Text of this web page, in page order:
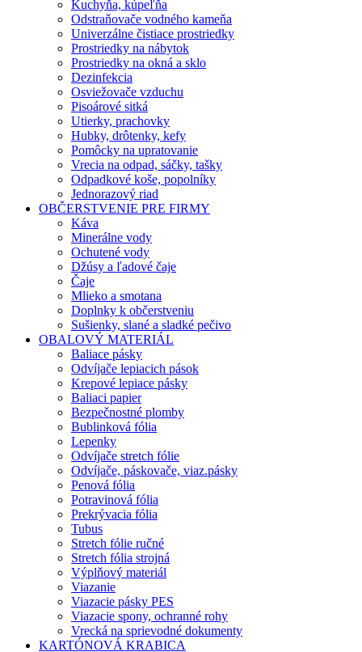
Kuchyňa, kúpeľňa
Odstraňovače vodného kameňa
Univerzálne čistiace prostriedky
Prostriedky na nábytok
Prostriedky na okná a sklo
Dezinfekcia
Osviežovače vzduchu
Pisoárové sitká
Utierky, prachovky
Hubky, drôtenky, kefy
Pomôcky na upratovanie
Vrecia na odpad, sáčky, tašky
Odpadkové koše, popolníky
Jednorazový riad
OBČERSTVENIE PRE FIRMY
Káva
Minerálne vody
Ochutené vody
Džúsy a ľadové čaje
Čaje
Mlieko a smotana
Doplnky k občerstveniu
Sušienky, slané a sladké pečivo
OBALOVÝ MATERIÁL
Baliace pásky
Odvíjače lepiacich pások
Krepové lepiace pásky
Baliaci papier
Bezpečnostné plomby
Bublinková fólia
Lepenky
Odvíjače stretch fólie
Odvíjače, páskovače, viaz.pásky
Penová fólia
Potravinová fólia
Prekrývacia fólia
Tubus
Stretch fólie ručné
Stretch fólia strojná
Výplňový materiál
Viazanie
Viazacie pásky PES
Viazacie spony, ochranné rohy
Vrecká na sprievodné dokumenty
KARTÓNOVÁ KRABICA